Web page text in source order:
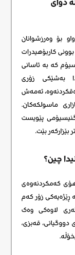
بۆ وەرزشوانان
کاربۆهیدرات
کە بە ئاسانی
بەشێکی زۆری
ئەمەش
ماسولکەکان.
پێویست
بێت.
کەمکردنەوەی
ڕێژەیەکی زۆر کەم
لاوەکی وەک
قەبزی،